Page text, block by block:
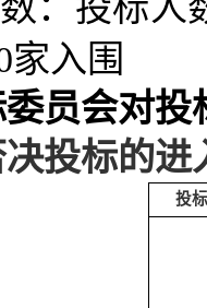
： 投标人
家入围
员会对
决投标的
投